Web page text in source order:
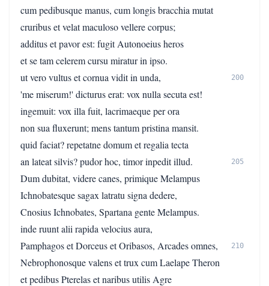
cum pedibusque manus, cum longis bracchia mutat
cruribus et velat maculoso vellere corpus;
additus et pavor est: fugit Autonoeius heros
et se tam celerem cursu miratur in ipso.
ut vero vultus et cornua vidit in unda,
200
'me miserum!' dicturus erat: vox nulla secuta est!
ingemuit: vox illa fuit, lacrimaeque per ora
non sua fluxerunt; mens tantum pristina mansit.
quid faciat? repetatne domum et regalia tecta
an lateat silvis? pudor hoc, timor inpedit illud.
205
Dum dubitat, videre canes, primique Melampus
Ichnobatesque sagax latratu signa dedere,
Cnosius Ichnobates, Spartana gente Melampus.
inde ruunt alii rapida velocius aura,
Pamphagos et Dorceus et Oribasos, Arcades omnes,
210
Nebrophonosque valens et trux cum Laelape Theron
et pedibus Pterelas et naribus utilis Agre